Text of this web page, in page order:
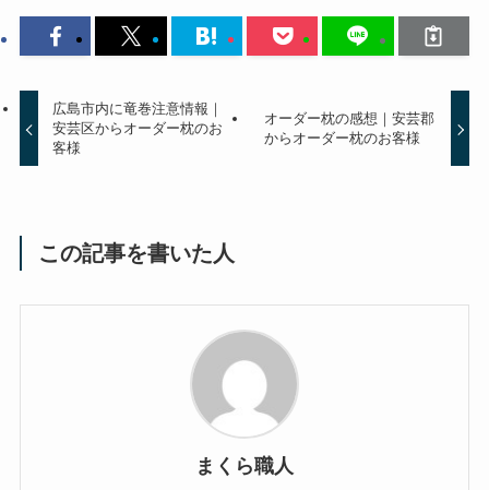
広島市内に竜巻注意情報｜
安芸区からオーダー枕のお
客様
オーダー枕の感想｜安芸郡
からオーダー枕のお客様
この記事を書いた人
まくら職人